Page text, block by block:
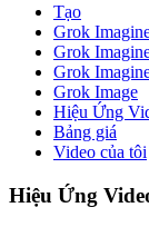
Tạo
Grok
Grok
Grok
Grok Image
Hiệu Ứng
Bảng giá
Video của tôi
Hiệu Ứng